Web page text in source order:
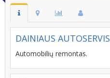
DAINIAUS
Automobilių remontas.